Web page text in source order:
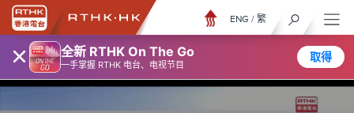
× 全新 RTHK On The Go
一手掌握 RTHK 电台、电视节目
取得
ENG / 繁